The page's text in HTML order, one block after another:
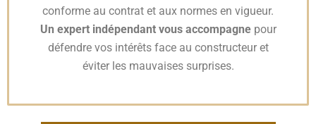
conforme au contrat et aux normes en vigueur.
Un expert indépendant vous accompagnepour
défendre vos intérêts face au constructeur et
éviter les mauvaises surprises.